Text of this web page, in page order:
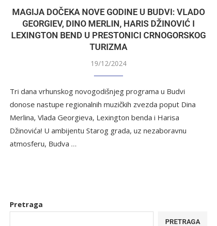
MAGIJA DOČEKA NOVE GODINE U BUDVI: VLADO
GEORGIEV, DINO MERLIN, HARIS DŽINOVIĆ I
LEXINGTON BEND U PRESTONICI CRNOGORSKOG
TURIZMA
19/12/2024
Tri dana vrhunskog novogodišnjeg programa u Budvi
donose nastupe regionalnih muzičkih zvezda poput Dina
Merlina, Vlada Georgieva, Lexington benda i Harisa
Džinovića! U ambijentu Starog grada, uz nezaboravnu
atmosferu, Budva …
Pretraga
PRETRAGA